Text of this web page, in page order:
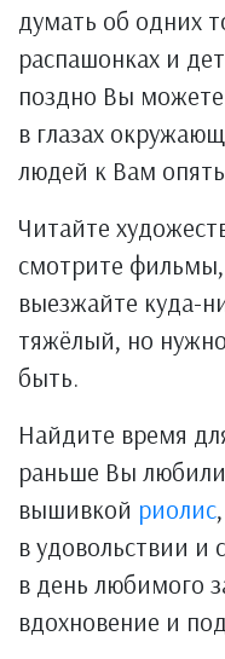
думать об одних
распашонках и
поздно Вы можете
в глазах
людей к Вам
Читайте
смотрите
выезжайте куда-
тяжёлый, но
быть.
Найдите время
раньше Вы
вышивкой риолис
в удовольствии и
в день любимого
вдохновение и